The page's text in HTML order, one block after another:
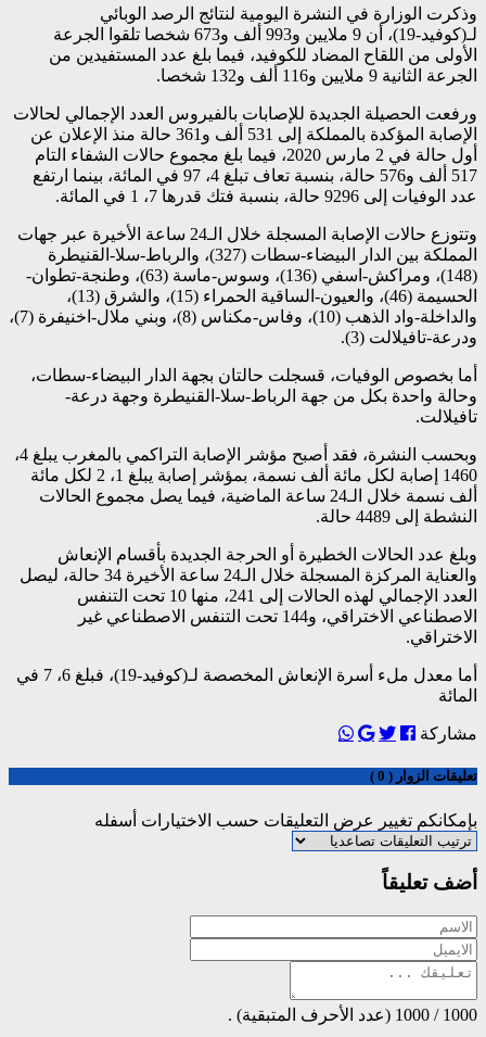
وذكرت الوزارة في النشرة اليومية لنتائج الرصد الوبائي
لـ(كوفيد-19)، أن 9 ملايين و993 ألف و673 شخصا تلقوا الجرعة
الأولى من اللقاح المضاد للكوفيد، فيما بلغ عدد المستفيدين من
الجرعة الثانية 9 ملايين و116 ألف و132 شخصا.
ورفعت الحصيلة الجديدة للإصابات بالفيروس العدد الإجمالي لحالات
الإصابة المؤكدة بالمملكة إلى 531 ألف و361 حالة منذ الإعلان عن
أول حالة في 2 مارس 2020، فيما بلغ مجموع حالات الشفاء التام
517 ألف و576 حالة، بنسبة تعاف تبلغ 4، 97 في المائة، بينما ارتفع
عدد الوفيات إلى 9296 حالة، بنسبة فتك قدرها 7، 1 في المائة.
وتتوزع حالات الإصابة المسجلة خلال الـ24 ساعة الأخيرة عبر جهات
المملكة بين الدار البيضاء-سطات (327)، والرباط-سلا-القنيطرة
(148)، ومراكش-اسفي (136)، وسوس-ماسة (63)، وطنجة-تطوان-
الحسيمة (46)، والعيون-الساقية الحمراء (15)، والشرق (13)،
والداخلة-واد الذهب (10)، وفاس-مكناس (8)، وبني ملال-اخنيفرة (7)،
ودرعة-تافيلالت (3).
أما بخصوص الوفيات، قسجلت حالتان بجهة الدار البيضاء-سطات،
وحالة واحدة بكل من جهة الرباط-سلا-القنيطرة وجهة درعة-
تافيلالت.
وبحسب النشرة، فقد أصبح مؤشر الإصابة التراكمي بالمغرب يبلغ 4،
1460 إصابة لكل مائة ألف نسمة، بمؤشر إصابة يبلغ 1، 2 لكل مائة
ألف نسمة خلال الـ24 ساعة الماضية، فيما يصل مجموع الحالات
النشطة إلى 4489 حالة.
وبلغ عدد الحالات الخطيرة أو الحرجة الجديدة بأقسام الإنعاش
والعناية المركزة المسجلة خلال الـ24 ساعة الأخيرة 34 حالة، ليصل
العدد الإجمالي لهذه الحالات إلى 241، منها 10 تحت التنفس
الاصطناعي الاختراقي، و144 تحت التنفس الاصطناعي غير
الاختراقي.
أما معدل ملء أسرة الإنعاش المخصصة لـ(كوفيد-19)، فبلغ 6، 7 في
المائة
مشاركة
تعليقات الزوار ( 0 )
بإمكانكم تغيير عرض التعليقات حسب الاختيارات أسفله
أضف تعليقاً
1000
/
1000 (عدد الأحرف المتبقية) .